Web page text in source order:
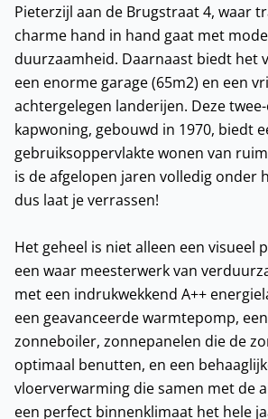
Pieterzijl aan de Brugstraat 4, waar
charme hand in hand gaat met
duurzaamheid. Daarnaast biedt het
een enorme garage (65m2) en een
achtergelegen landerijen. Deze
kapwoning, gebouwd in 1970, biedt
gebruiksoppervlakte wonen van
is de afgelopen jaren volledig onder
dus laat je verrassen!
Het geheel is niet alleen een visueel
een waar meesterwerk van
met een indrukwekkend A++
een geavanceerde warmtepomp,
zonneboiler, zonnepanelen die de
optimaal benutten, en een
vloerverwarming die samen met de
een perfect binnenklimaat het hele